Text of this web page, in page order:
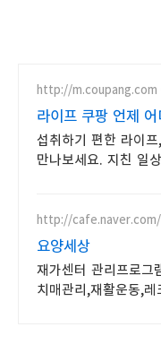
http://m.coupang.com
라이프 쿠팡 언제 어
섭취하기 편한 라이
만나보세요. 지친 일
http://
요양세상
재가센터 관리프로그
치매관리,재활운동,레